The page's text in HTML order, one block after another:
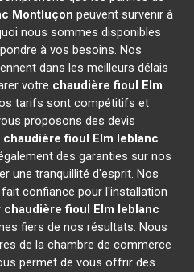
Montluçon peuvent survenir à
nous sommes disponibles
à vos besoins. Nos
dans les meilleurs délais
votre chaudière fioul Elm
tarifs sont compétitifs et
proposons des devis
chaudière fioul Elm leblanc
des garanties sur nos
une tranquillité d'esprit. Nos
confiance pour l'installation
chaudière fioul Elm leblanc
fiers de nos résultats. Nous
de la chambre de commerce
permet de vous offrir des